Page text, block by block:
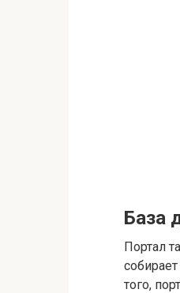
База
Портал
того,